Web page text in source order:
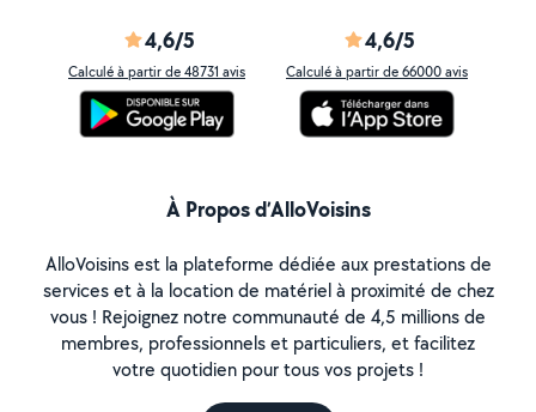
4,6/5
Calculé à partir de 48731 avis
4,6/5
Calculé à partir de 66000 avis
À Propos d’AlloVoisins
AlloVoisins est la plateforme dédiée aux prestations de
services et à la location de matériel à proximité de chez
vous ! Rejoignez notre communauté de 4,5 millions de
membres, professionnels et particuliers, et facilitez
votre quotidien pour tous vos projets !